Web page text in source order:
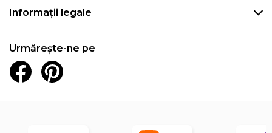
Informații legale
Urmărește-ne pe